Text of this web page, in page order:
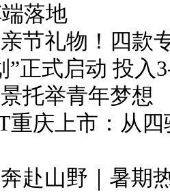
落地
节礼物！四款
”正式启动 投入
托举青年梦想
重庆上市：从
赴山野｜暑期